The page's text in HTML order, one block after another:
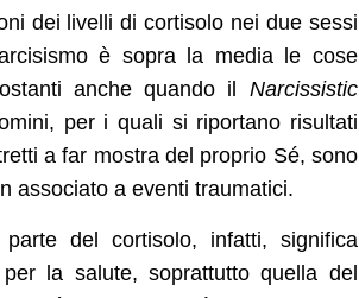
dei livelli di cortisolo nei due sessi
è sopra la media le cose
anche quando il Narcissistic
per i quali si riportano risultati
a far mostra del proprio Sé, sono
associato a eventi traumatici.
parte del cortisolo, infatti, significa
la salute, soprattutto quella del